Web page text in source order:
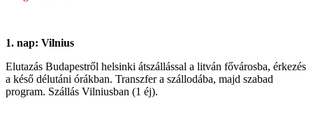
1. nap: Vilnius
Elutazás Budapestről helsinki átszállással a litván fővárosba, érkezés
a késő délutáni órákban. Transzfer a szállodába, majd szabad
program. Szállás Vilniusban (1 éj).